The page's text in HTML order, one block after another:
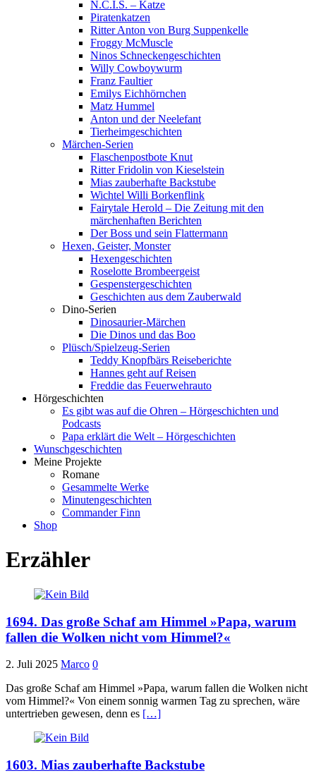
N.C.I.S. – Katze
Piratenkatzen
Ritter Anton von Burg Suppenkelle
Froggy McMuscle
Ninos Schneckengeschichten
Willy Cowboywurm
Franz Faultier
Emilys Eichhörnchen
Matz Hummel
Anton und der Neelefant
Tierheimgeschichten
Märchen-Serien
Flaschenpostbote Knut
Ritter Fridolin von Kieselstein
Mias zauberhafte Backstube
Wichtel Willi Borkenflink
Fairytale Herold – Die Zeitung mit den
märchenhaften Berichten
Der Boss und sein Flattermann
Hexen, Geister, Monster
Hexengeschichten
Roselotte Brombeergeist
Gespenstergeschichten
Geschichten aus dem Zauberwald
Dino-Serien
Dinosaurier-Märchen
Die Dinos und das Boo
Plüsch/Spielzeug-Serien
Teddy Knopfbärs Reiseberichte
Hannes geht auf Reisen
Freddie das Feuerwehrauto
Hörgeschichten
Es gibt was auf die Ohren – Hörgeschichten und
Podcasts
Papa erklärt die Welt – Hörgeschichten
Wunschgeschichten
Meine Projekte
Romane
Gesammelte Werke
Minutengeschichten
Commander Finn
Shop
Erzähler
1694. Das große Schaf am Himmel »Papa, warum
fallen die Wolken nicht vom Himmel?«
2. Juli 2025 Marco 0
Das große Schaf am Himmel »Papa, warum fallen die Wolken nicht
vom Himmel?« Von einem sonnig warmen Tag zu sprechen, wäre
untertrieben gewesen, denn es […]
1603. Mias zauberhafte Backstube